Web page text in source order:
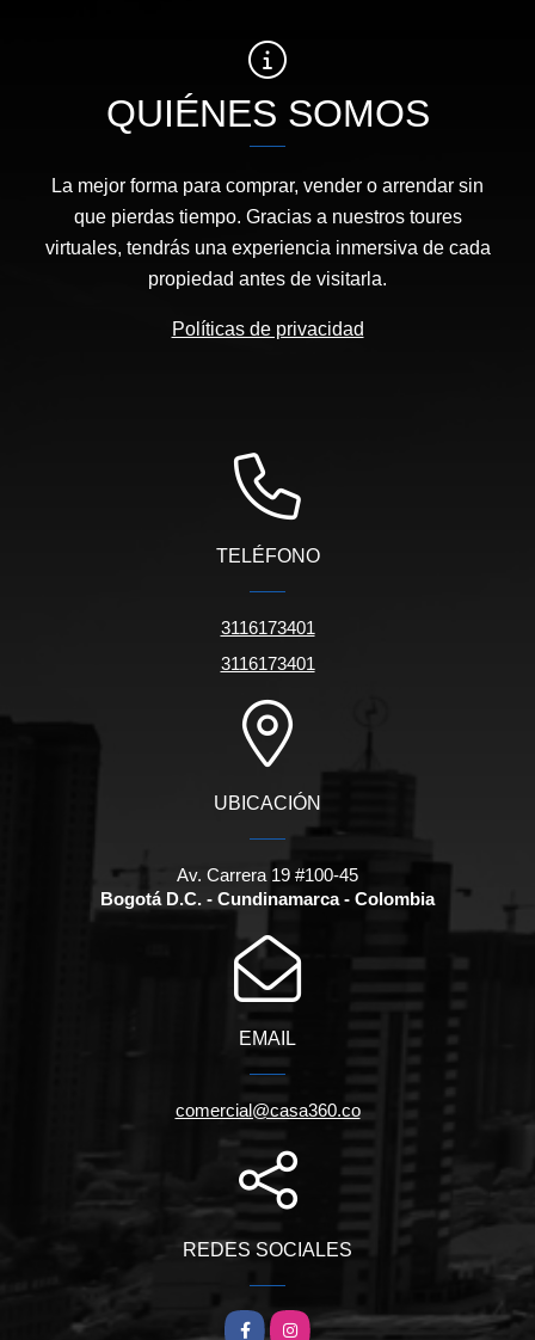
QUIÉNES SOMOS
La mejor forma para comprar, vender o arrendar sin
que pierdas tiempo. Gracias a nuestros toures
virtuales, tendrás una experiencia inmersiva de cada
propiedad antes de visitarla.
Políticas de privacidad
TELÉFONO
3116173401
3116173401
UBICACIÓN
Av. Carrera 19 #100-45
Bogotá D.C. - Cundinamarca - Colombia
EMAIL
comercial@casa360.co
REDES SOCIALES
FacebookInstagram